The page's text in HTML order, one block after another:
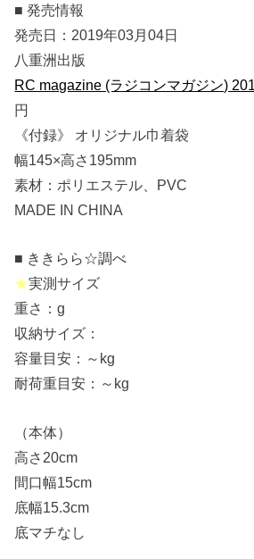
■ 発売情報
発売日：2019年03月04日
八重洲出版
RC magazine (ラジコンマガジン)
円
《付録》 オリジナル巾着袋
幅145×高さ195mm
素材：ポリエステル、PVC
MADE IN CHINA
■ ききらら☆調べ
★実測サイズ
重さ：g
収納サイズ：
容量目安：～kg
耐荷重目安：～kg
（本体）
高さ20cm
間口幅15cm
底幅15.3cm
底マチなし